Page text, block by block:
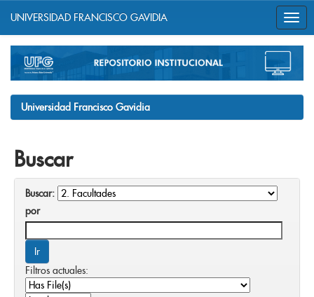
navigation
UNIVERSIDAD FRANCISCO GAVIDIA
Universidad Francisco Gavidia
Buscar
Buscar:
por
Filtros actuales: